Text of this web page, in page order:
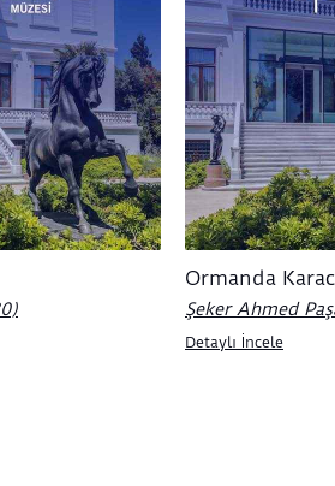
biri olarak
İzlenimci resim
olanaklarıyla kurulan bu
sembolik ve düşünsel bir
taşıyan, içe dönük bir peyzaj
işaret eder. Mezar taşları,
ve doğa arasındaki ilişki,
resminde mimariyi sessiz ve
bir düşünce alanı olarak
kurar.
Ormanda
Şeker Ahmed
Detaylı İncele